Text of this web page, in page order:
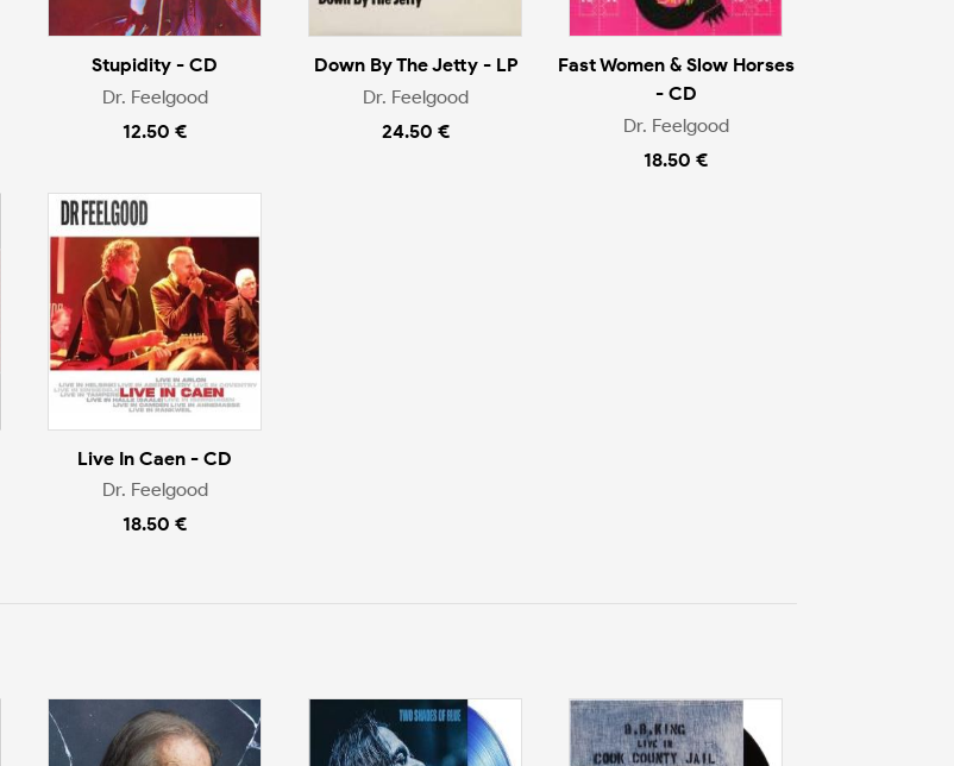
Stupidity - CD
Dr. Feelgood
12.50 €
Down By The Jetty - LP
Dr. Feelgood
24.50 €
Fast Women & Slow Horses
- CD
Dr. Feelgood
18.50 €
Live In Caen - CD
Dr. Feelgood
18.50 €